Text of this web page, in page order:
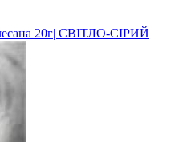
20г| СВІТЛО-СІРИЙ